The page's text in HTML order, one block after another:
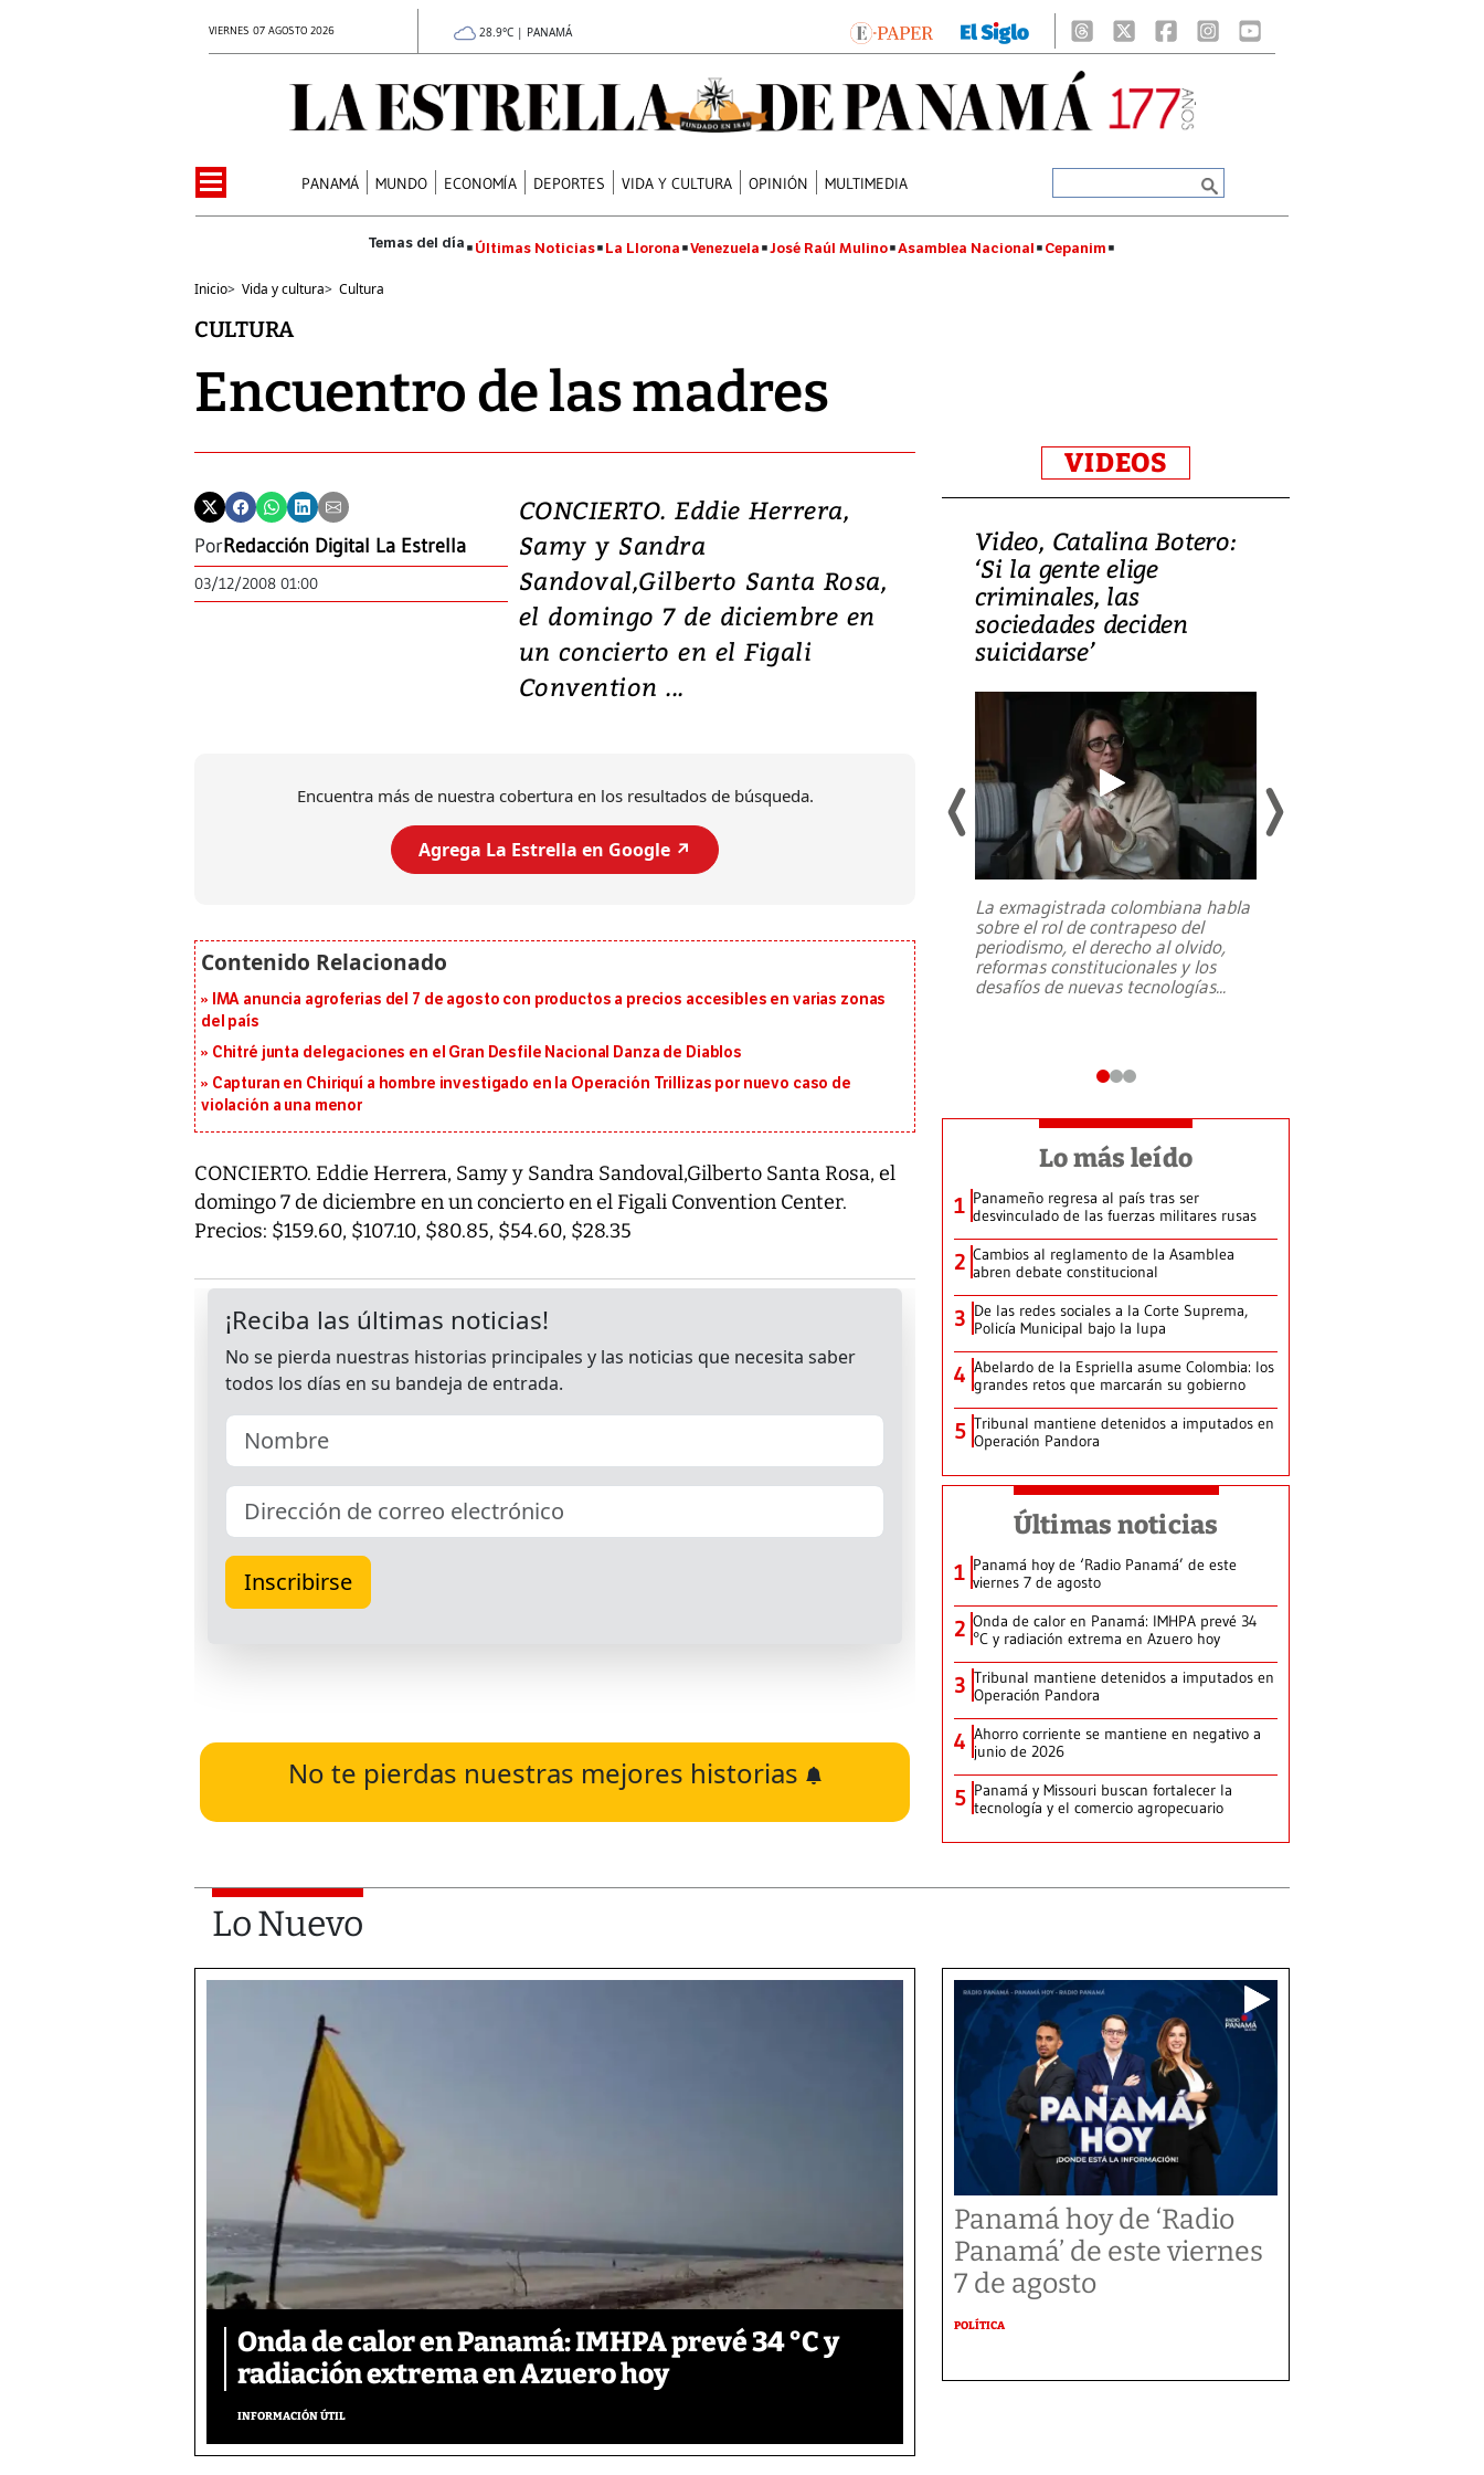
VIERNES 07 AGOSTO 2026 28.9°C | PANAMÁ
PANAMÁ MUNDO ECONOMÍA DEPORTES VIDA Y CULTURA OPINIÓN MULTIMEDIA
Últimas Noticias La Llorona Venezuela José Raúl Mulino Asamblea Nacional Cepanim
Inicio> Vida y cultura> Cultura
CULTURA
Encuentro de las madres
PorRedacción Digital La Estrella
03/12/2008 01:00
CONCIERTO. Eddie Herrera,
Samy y Sandra
Sandoval,Gilberto Santa Rosa,
el domingo 7 de diciembre en
un concierto en el Figali
Convention ...
Encuentra más de nuestra cobertura en los resultados de búsqueda.
Agrega La Estrella en Google ↗️
IMA anuncia agroferias del 7 de agosto con productos a precios accesibles en varias zonas
del país
Chitré junta delegaciones en el Gran Desfile Nacional Danza de Diablos
Capturan en Chiriquí a hombre investigado en la Operación Trillizas por nuevo caso de
violación a una menor
CONCIERTO. Eddie Herrera, Samy y Sandra Sandoval,Gilberto Santa Rosa, el
domingo 7 de diciembre en un concierto en el Figali Convention Center.
Precios: $159.60, $107.10, $80.85, $54.60, $28.35
No te pierdas nuestras mejores historias
VIDEOS
Video, Japón: Terremoto
deja heridos y graves
daños en Kumamoto
Un fuerte terremoto de magnitud
7,1 se registró este martes 28 de
Video, Catalina Botero:
‘Si la gente elige
criminales, las
sociedades deciden
suicidarse’
La exmagistrada colombiana habla
sobre el rol de contrapeso del
periodismo, el derecho al olvido,
reformas constitucionales y los
desafíos de nuevas tecnologías...
Lo más leído
1 Panameño regresa al país tras ser
desvinculado de las fuerzas militares rusas
2 Cambios al reglamento de la Asamblea
abren debate constitucional
3 De las redes sociales a la Corte Suprema,
Policía Municipal bajo la lupa
4 Abelardo de la Espriella asume Colombia: los
grandes retos que marcarán su gobierno
5 Tribunal mantiene detenidos a imputados en
Operación Pandora
Últimas noticias
1 Panamá hoy de ‘Radio Panamá’ de este
viernes 7 de agosto
2 Onda de calor en Panamá: IMHPA prevé 34
°C y radiación extrema en Azuero hoy
3 Tribunal mantiene detenidos a imputados en
Operación Pandora
4 Ahorro corriente se mantiene en negativo a
junio de 2026
5 Panamá y Missouri buscan fortalecer la
tecnología y el comercio agropecuario
Lo Nuevo
Onda de calor en Panamá: IMHPA prevé 34 °C y
radiación extrema en Azuero hoy
INFORMACIÓN ÚTIL
Panamá hoy de ‘Radio
Panamá’ de este viernes
7 de agosto
POLÍTICA